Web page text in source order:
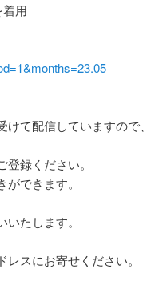
用
て配信していますので、
録ください。
できます。
たします。
スにお寄せください。